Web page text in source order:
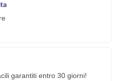
garantiti entro 30 giorni!